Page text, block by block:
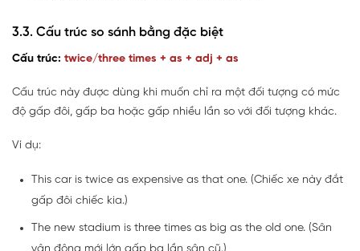
3.3. Cấu trúc so sánh bằng đặc biệt
Cấu trúc: twice/three times + as + adj + as
Cấu trúc này được dùng khi muốn chỉ ra một đối tượng có mức
độ gấp đôi, gấp ba hoặc gấp nhiều lần so với đối tượng khác.
Ví dụ:
This car is twice as expensive as that one. (Chiếc xe này đắt
gấp đôi chiếc kia.)
The new stadium is three times as big as the old one. (Sân
vận động mới lớn gấp ba lần sân cũ.)